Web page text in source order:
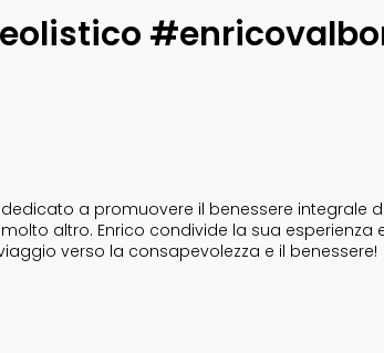
a promuovere il benessere
altro. Enrico condivide la sua
verso la consapevolezza e il benessere!